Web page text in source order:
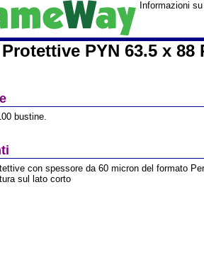
Informazioni
PYN 63.5 x 88
da 100
con spessore da 60 micron del formato
sul lato corto